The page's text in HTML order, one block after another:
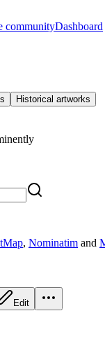
communityDashboard
Historical artworks
, Nominatim and
Edit